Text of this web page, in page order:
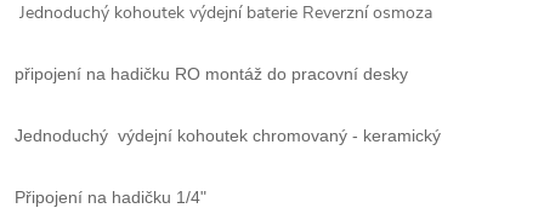
Jednoduchý kohoutek výdejní baterie Reverzní osmoza
připojení na hadičku RO montáž do pracovní desky
Jednoduchý výdejní kohoutek chromovaný - keramický
Připojení na hadičku 1/4"